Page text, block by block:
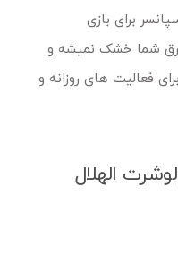
برای بازی
شما خشک نمیشه و
فعالیت های روزانه و
الهلال